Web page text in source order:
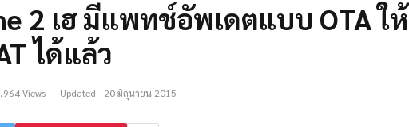
2 เฮ มีแพทช์อัพเดตแบบ OTA ให้
ได้แล้ว
Views Updated: 20 มิถุนายน 2015